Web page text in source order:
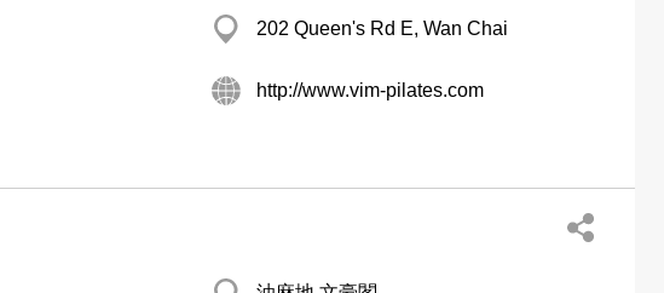
202 Queen's Rd E, Wan Chai
http://www.vim-pilates.com